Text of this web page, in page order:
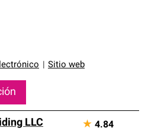
estrictos de
mejor garantía de
Sitio web
LLC ★ 4.84